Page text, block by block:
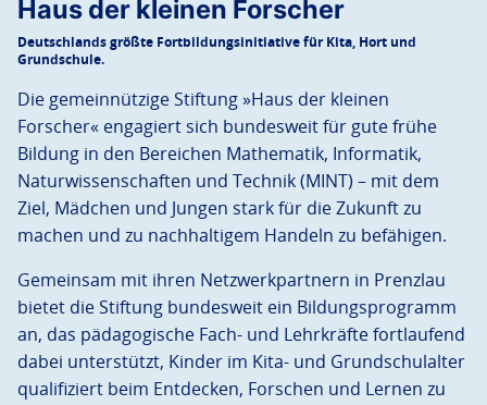
Haus der kleinen Forscher
Deutschlands größte Fortbildungsinitiative für Kita, Hort und
Grundschule.
Die gemeinnützige Stiftung »Haus der kleinen
Forscher« engagiert sich bundesweit für gute frühe
Bildung in den Bereichen Mathematik, Informatik,
Naturwissenschaften und Technik (MINT) – mit dem
Ziel, Mädchen und Jungen stark für die Zukunft zu
machen und zu nachhaltigem Handeln zu befähigen.
Gemeinsam mit ihren Netzwerkpartnern in Prenzlau
bietet die Stiftung bundesweit ein Bildungsprogramm
an, das pädagogische Fach- und Lehrkräfte fortlaufend
dabei unterstützt, Kinder im Kita- und Grundschulalter
qualifiziert beim Entdecken, Forschen und Lernen zu